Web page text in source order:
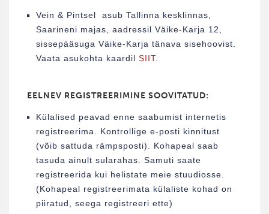
Vein & Pintsel asub Tallinna kesklinnas,
Saarineni majas, aadressil Väike-Karja 12,
sissepääsuga Väike-Karja tänava sisehoovist.
Vaata asukohta kaardil SIIT.
EELNEV REGISTREERIMINE SOOVITATUD:
Külalised peavad enne saabumist internetis
registreerima. Kontrollige e-posti kinnitust
(võib sattuda rämpsposti). Kohapeal saab
tasuda ainult sularahas. Samuti saate
registreerida kui helistate meie stuudiosse.
(Kohapeal registreerimata külaliste kohad on
piiratud, seega registreeri ette)